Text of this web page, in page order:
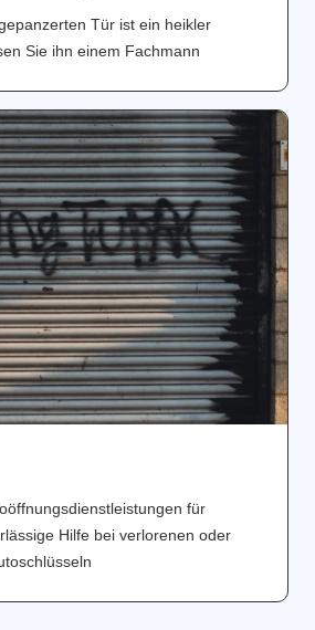
Tür ist ein heikler
Sie ihn einem Fachmann
für
Hilfe bei verlorenen oder